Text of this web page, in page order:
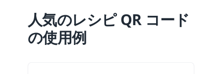
人気のレシピ QR コード
の使用例